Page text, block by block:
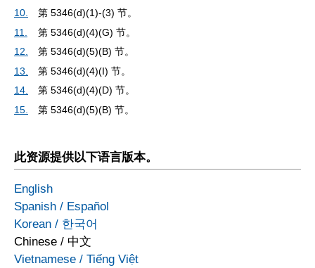
10.
第 5346(d)(1)-(3) 节。
11.
第 5346(d)(4)(G) 节。
12.
第 5346(d)(5)(B) 节。
13.
第 5346(d)(4)(I) 节。
14.
第 5346(d)(4)(D) 节。
15.
第 5346(d)(5)(B) 节。
此资源提供以下语言版本。
English
Spanish / Español
Korean / 한국어
Chinese / 中文
Vietnamese / Tiếng Việt